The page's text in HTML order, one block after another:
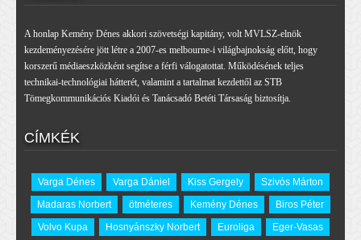
A honlap Kemény Dénes akkori szövetségi kapitány, volt MVLSZ-elnök
kezdeményezésére jött létre a 2007-es melbourne-i világbajnokság előtt, hogy
korszerű médiaeszközként segítse a férfi válogatottat. Működésének teljes
technikai-technológiai hátterét, valamint a tartalmat kezdettől az STB
Tömegkommunikációs Kiadói és Tanácsadó Betéti Társaság biztosítja.
CÍMKÉK
Varga Dénes Varga Dániel Kiss Gergely
Szivós Márton
Madaras Norbert
ötméteres Kemény Dénes
Biros Péter
Volvo Kupa
Hosnyánszky Norbert Euroliga Eger-Vasas